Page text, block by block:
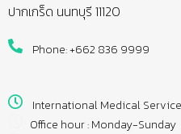
ปากเกร็ด นนทบุรี 11120
Phone: +662 836 9999
International Medical
Office hour : Monday-Sunday